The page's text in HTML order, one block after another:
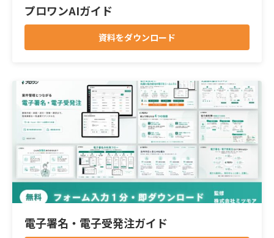
プロワンAIガイド
資料をダウンロード
電子署名・電子受発注ガイド